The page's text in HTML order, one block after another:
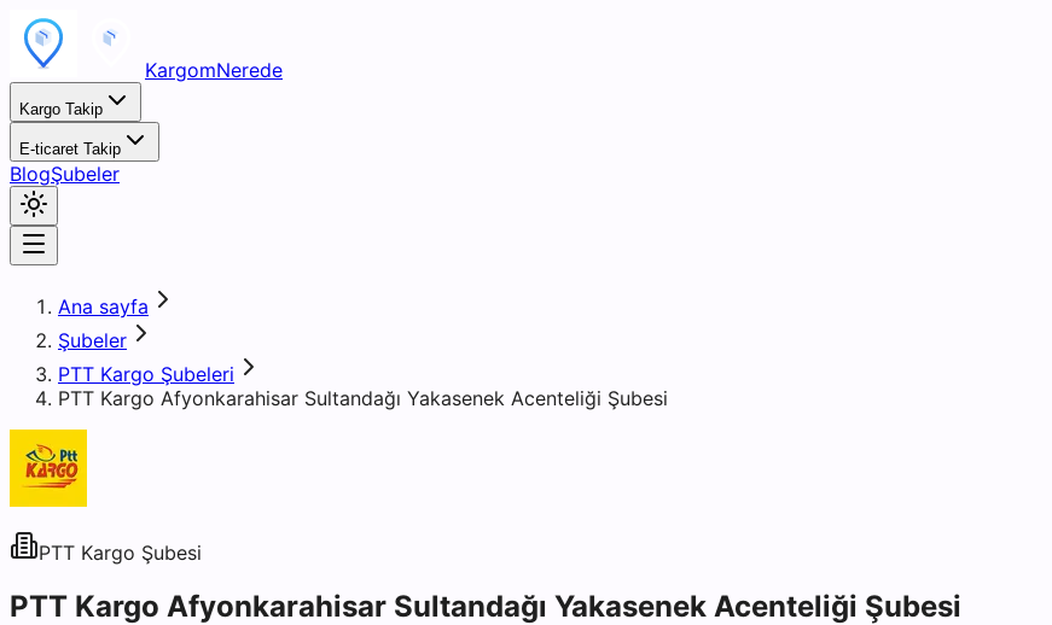
KargomNerede
Kargo Takip
E-ticaret Takip
BlogŞubeler
Ana sayfa
Şubeler
PTT Kargo Şubeleri
PTT Kargo Afyonkarahisar Sultandağı Yakasenek Acenteliği Şubesi
PTT Kargo Şubesi
PTT Kargo Afyonkarahisar Sultandağı Yakasenek Acenteliği Şubesi